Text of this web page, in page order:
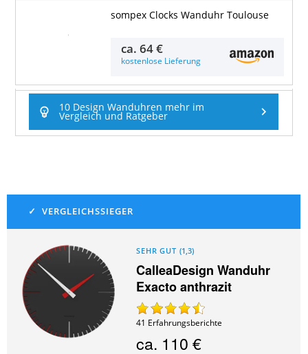
sompex Clocks Wanduhr Toulouse
ca.64 €
kostenlose Lieferung
10 Design Wanduhren mehr im
Vergleich und Ratgeber
SEHR GUT (1,3)
CalleaDesign Wanduhr
Exacto anthrazit
41 Erfahrungsberichte
ca. 110 €